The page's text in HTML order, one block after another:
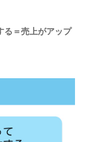
る＝売上がアップ